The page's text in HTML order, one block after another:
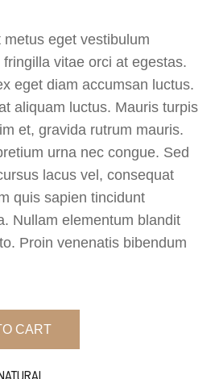
eget vestibulum
vitae orci at egestas.
eget diam accumsan luctus.
aliquam luctus. Mauris turpis
et, gravida rutrum mauris.
urna nec congue. Sed
lacus vel, consequat
quis sapien tincidunt
Nullam elementum blandit
Proin venenatis bibendum
CART